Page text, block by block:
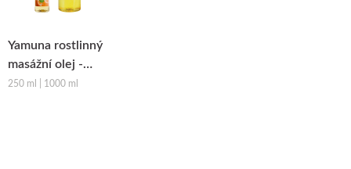
Yamuna rostlinný
masážní olej -
Pomeranč-
250 ml | 1000 ml